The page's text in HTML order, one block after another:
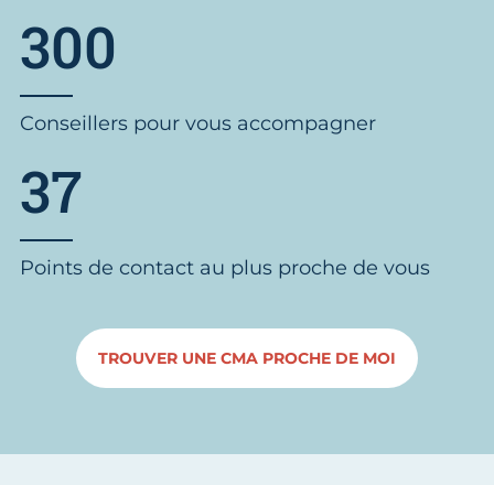
300
Conseillers pour vous accompagner
37
Points de contact au plus proche de vous
TROUVER UNE CMA PROCHE DE MOI